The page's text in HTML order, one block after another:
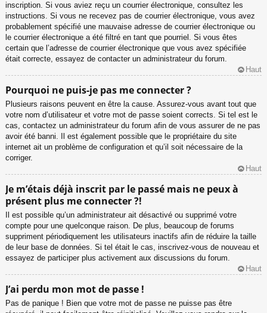
inscription. Si vous aviez reçu un courrier électronique, consultez les
instructions. Si vous ne recevez pas de courrier électronique, vous avez
probablement spécifié une mauvaise adresse de courrier électronique ou
le courrier électronique a été filtré en tant que pourriel. Si vous êtes
certain que l’adresse de courrier électronique que vous avez spécifiée
était correcte, essayez de contacter un administrateur du forum.
Haut
Pourquoi ne puis-je pas me connecter ?
Plusieurs raisons peuvent en être la cause. Assurez-vous avant tout que
votre nom d’utilisateur et votre mot de passe soient corrects. Si tel est le
cas, contactez un administrateur du forum afin de vous assurer de ne pas
avoir été banni. Il est également possible que le propriétaire du site
internet ait un problème de configuration et qu’il soit nécessaire de la
corriger.
Haut
Je m’étais déjà inscrit par le passé mais ne peux à
présent plus me connecter ?!
Il est possible qu’un administrateur ait désactivé ou supprimé votre
compte pour une quelconque raison. De plus, beaucoup de forums
suppriment périodiquement les utilisateurs inactifs afin de réduire la taille
de leur base de données. Si tel était le cas, inscrivez-vous de nouveau et
essayez de participer plus activement aux discussions du forum.
Haut
J’ai perdu mon mot de passe !
Pas de panique ! Bien que votre mot de passe ne puisse pas être